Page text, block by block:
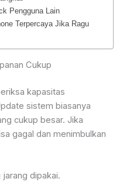
Pengguna Lain
Terpercaya Jika Ragu
Cukup
kapasitas
sistem biasanya
cukup besar. Jika
gagal dan menimbulkan
dipakai.